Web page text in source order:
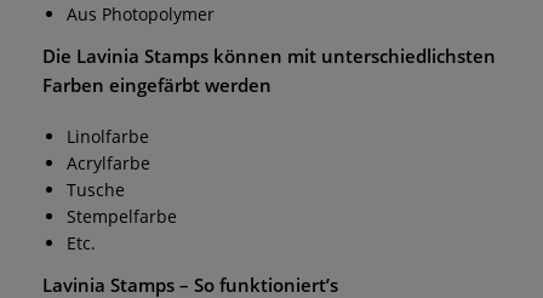
Aus Photopolymer
Die Lavinia Stamps können mit unterschiedlichsten
Farben eingefärbt werden
Linolfarbe
Acrylfarbe
Tusche
Stempelfarbe
Etc.
Lavinia Stamps – So funktioniert’s